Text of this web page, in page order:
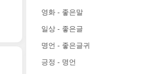
영화 - 좋은말
일상 - 좋은글
명언 - 좋은글귀
긍정 - 명언